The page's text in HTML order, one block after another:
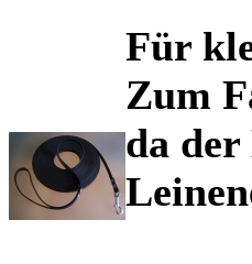
Für
Zum
da